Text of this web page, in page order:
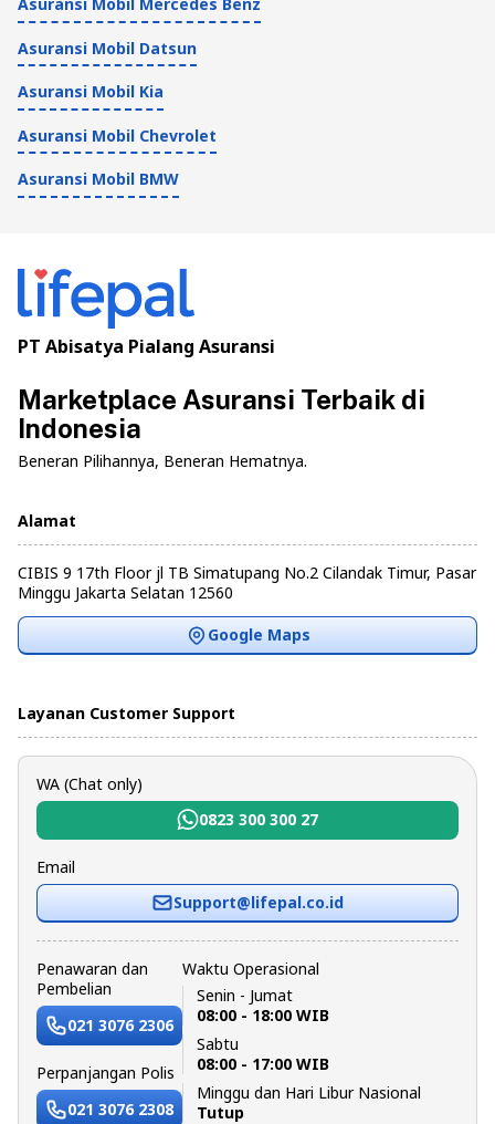
Asuransi Mobil Datsun
Asuransi Mobil Kia
Asuransi Mobil Chevrolet
Asuransi Mobil BMW
PT Abisatya Pialang Asuransi
Marketplace Asuransi Terbaik di
Indonesia
Beneran Pilihannya, Beneran Hematnya.
Alamat
CIBIS 9 17th Floor jl TB Simatupang No.2 Cilandak Timur, Pasar
Minggu Jakarta Selatan 12560
Google Maps
Layanan Customer Support
WA (Chat only)
0823 300 300 27
Email
Support@lifepal.co.id
Penawaran dan
Pembelian
021 3076 2306
Perpanjangan Polis
021 3076 2308
Waktu Operasional
Senin - Jumat
08:00 - 18:00 WIB
Sabtu
08:00 - 17:00 WIB
Minggu dan Hari Libur Nasional
Tutup